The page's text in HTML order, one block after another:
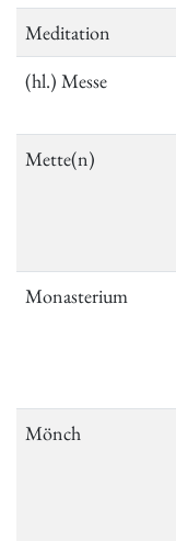
Meditation
(hl.) Messe
Mette(n)
Monasterium
Mönch